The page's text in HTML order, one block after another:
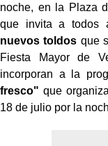
noche, en la Plaza
que invita a todos
nuevos toldos que
Fiesta Mayor de
incorporan a la
fresco" que
18 de julio por la